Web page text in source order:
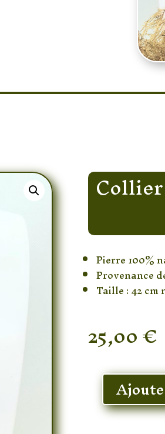
Pierre 100%
Provenance
Taille : 42 cm
25,00€
En stock
quantité
Collier